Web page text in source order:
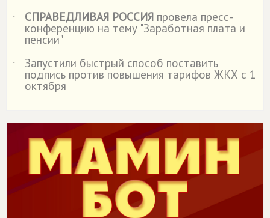
˙
СПРАВЕДЛИВАЯ РОССИЯ провела пресс-
конференцию на тему "Заработная плата и
пенсии"
˙
Запустили быстрый способ поставить
подпись против повышения тарифов ЖКХ с 1
октября